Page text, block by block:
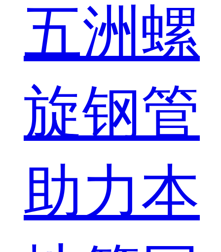
五洲螺
旋钢管
助力本